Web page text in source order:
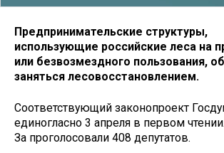
Предпринимательские структуры,
использующие российские леса на
или безвозмездного пользования,
заняться лесовосстановлением.
Соответствующий законопроект
единогласно 3 апреля в первом чтении.
За проголосовали 408 депутатов.